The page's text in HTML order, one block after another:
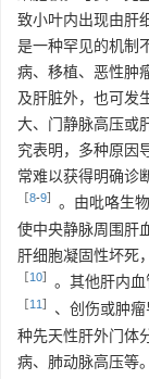
致小叶内出现由肝
是一种罕见的机制
病、移植、恶性肿
及肝脏外，也可发
大、门静脉高压或
究表明，多种原因
常难以获得明确诊
［8-9］ 。由吡咯生
使中央静脉周围肝
肝细胞凝固性坏死
［10］ 。其他肝内
［11］ 、创伤或肿
种先天性肝外门体
病、肺动脉高压等。